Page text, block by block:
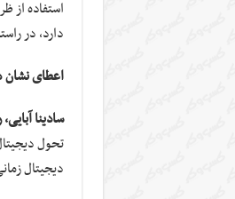
استفاده
دارد، در
اعطای نشان
سادینا
تحول
دیجیتال